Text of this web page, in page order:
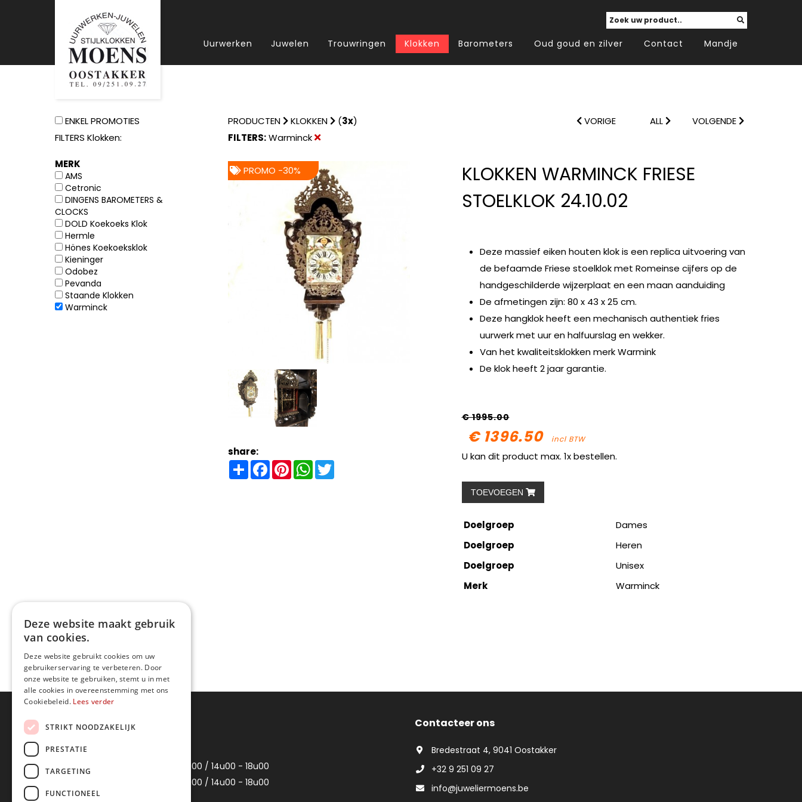
Uurwerken Juwelen Trouwringen Klokken Barometers Oud goud en zilver Contact Mandje
ENKEL PROMOTIES
FILTERS Klokken:
MERK
AMS
Cetronic
DINGENS BAROMETERS &
CLOCKS
DOLD Koekoeks Klok
Hermle
Hönes Koekoeksklok
Kieninger
Odobez
Pevanda
Staande Klokken
Warminck
PRODUCTEN KLOKKEN (3x)
FILTERS:Warminck
VORIGE ALL VOLGENDE
PROMO -30%
share:
ShareFacebookPinterestWhatsApp
KLOKKEN WARMINCK FRIESE
STOELKLOK 24.10.02
Deze massief eiken houten klok is een replica uitvoering van
de befaamde Friese stoelklok met Romeinse cijfers op de
handgeschilderde wijzerplaat en een maan aanduiding
De afmetingen zijn: 80 x 43 x 25 cm.
Deze hangklok heeft een mechanisch authentiek fries
uurwerk met uur en halfuurslag en wekker.
Van het kwaliteitsklokken merk Warmink
De klok heeft 2 jaar garantie.
€ 1995.00
€ 1396.50 incl BTW
U kan dit product max. 1x bestellen.
TOEVOEGEN
Doelgroep
Dames
Doelgroep
Heren
Doelgroep
Unisex
Merk
Warminck
Openingsuren
Maandag
Dinsdag
10u00 - 12u00 / 14u00 - 18u00
10u00 - 12u00 / 14u00 - 18u00
Donderdag
Contacteer ons
Bredestraat 4, 9041 Oostakker
+32 9 251 09 27
info@juweliermoens.be
Deze website maakt gebruik
van cookies.
Deze website gebruikt cookies om uw
gebruikerservaring te verbeteren. Door
onze website te gebruiken, stemt u in met
alle cookies in overeenstemming met ons
Cookiebeleid. Lees verder
STRIKT NOODZAKELIJK
PRESTATIE
TARGETING
FUNCTIONEEL